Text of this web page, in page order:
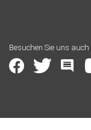
Besuchen Sie uns